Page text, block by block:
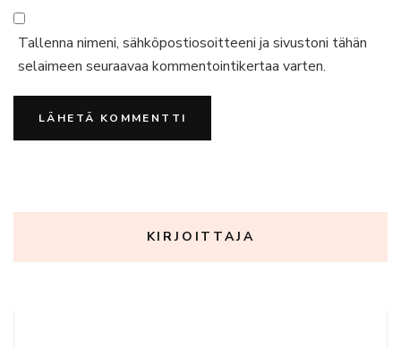
Tallenna nimeni, sähköpostiosoitteeni ja sivustoni tähän
selaimeen seuraavaa kommentointikertaa varten.
KIRJOITTAJA